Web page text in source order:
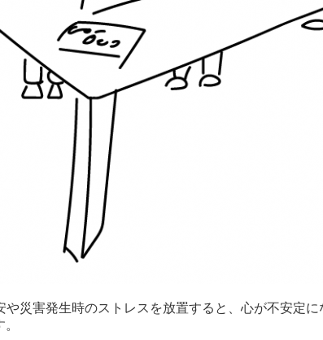
災害発生時のストレスを放置すると、心が不安定